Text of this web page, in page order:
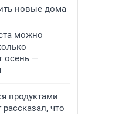
новые дома
можно
осень —
продуктами
что